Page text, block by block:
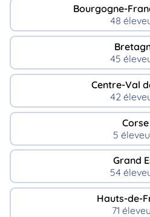
Bourgogne-
48
45
Centre-Val
42
Corse
5
Grand
54
Hauts-de-
71